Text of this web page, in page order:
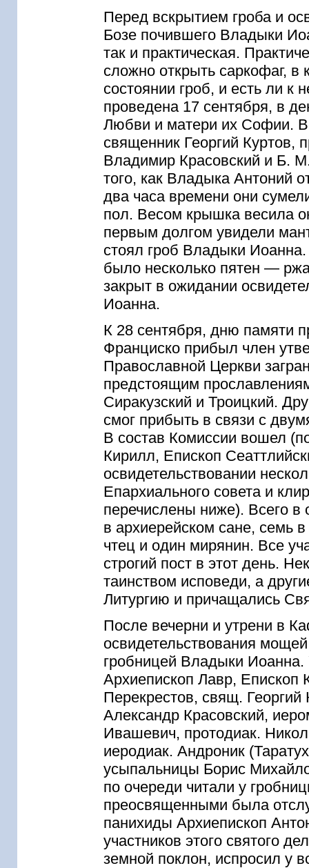
Перед вскрытием гроба и
Бозе почившего Владыки
так и практическая.
сложно открыть саркофаг, в
состоянии гроб, и есть ли
проведена 17 сентября, в
Любви и матери их Софии.
священник Георгий Куртов,
Владимир Красовский и Б.
того, как Владыка Антоний
два часа времени они
пол. Весом крышка весила
первым долгом увидели
стоял гроб Владыки
было несколько пятен —
закрыт в ожидании
Иоанна.
К 28 сентября, дню памяти
Франциско прибыл член
Православной Церкви
предстоящим
Сиракузский и Троицкий.
смог прибыть в связи с
В состав Комиссии вошел
Кирилл, Епископ
освидетельствовании
Епархиального совета и
перечислены ниже). Всего в
в архиерейском сане, семь
чтец и один мирянин. Все
строгий пост в этот день.
таинством исповеди, а
Литургию и причащались
После вечерни и утрени в
освидетельствования
гробницей Владыки Иоанна.
Архиепископ Лавр, Епископ
Перекрестов, свящ.
Александр Красовский,
Ивашевич, протодиак.
иеродиак. Андроник
усыпальницы Борис
по очереди читали у
преосвященными была
панихиды Архиепископ
участников этого святого
земной поклон, испросил у